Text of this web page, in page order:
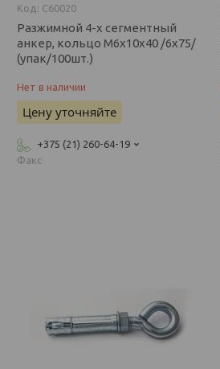
C60020
Разжимной 4-х сегментный
анкер, кольцо М6х10х40 /6х75/
(упак/100шт.)
Нет в наличии
Цену уточняйте
+375 (21) 260-64-19
Факс